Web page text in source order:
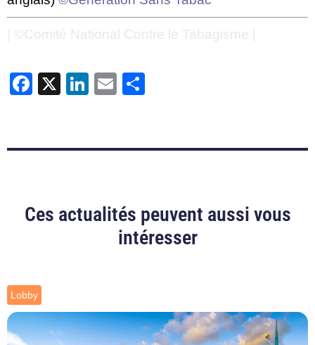
Facebook
X LinkedIn
Email
Ces actualités peuvent aussi vous
intéresser
Lobby